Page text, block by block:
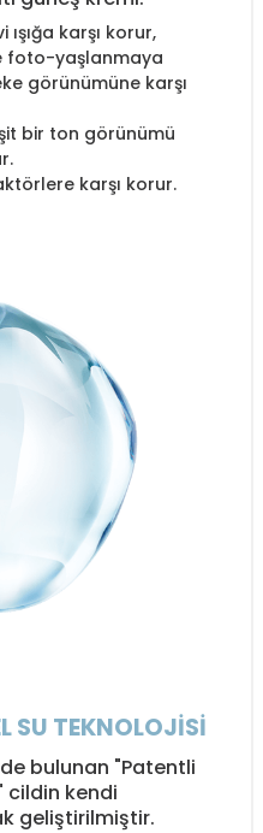
ışığa karşı korur,
foto-yaşlanmaya
görünümüne karşı
bir ton görünümü
karşı korur.
SU TEKNOLOJİSİ
bulunan "Patentli
cildin kendi
geliştirilmiştir.